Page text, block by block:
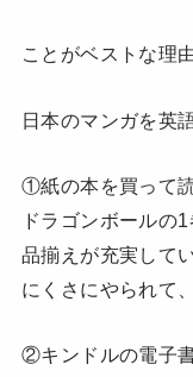
ことがベストな理
日本のマンガを英
①紙の本を買って
ドラゴンボールの
品揃えが充実して
にくさにやられて
②キンドルの電子